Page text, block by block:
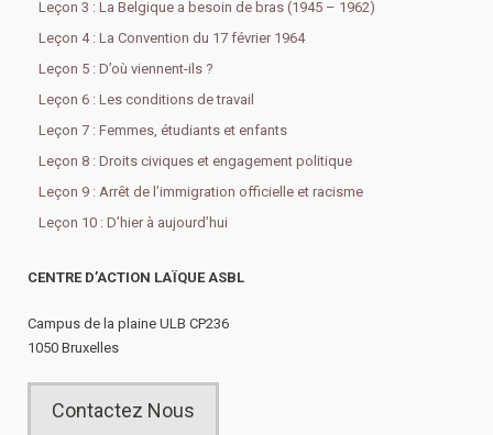
Leçon 3 : La Belgique a besoin de bras (1945 – 1962)
Leçon 4 : La Convention du 17 février 1964
Leçon 5 : D’où viennent-ils ?
Leçon 6 : Les conditions de travail
Leçon 7 : Femmes, étudiants et enfants
Leçon 8 : Droits civiques et engagement politique
Leçon 9 : Arrêt de l’immigration officielle et racisme
Leçon 10 : D’hier à aujourd’hui
CENTRE D’ACTION LAÏQUE ASBL
Campus de la plaine ULB CP236
1050 Bruxelles
Contactez Nous